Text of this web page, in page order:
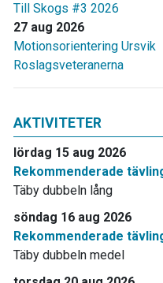
Till Skogs #3 2026
27 aug 2026
Motionsorientering Ursvik
Roslagsveteranerna
AKTIVITETER
lördag 15 aug 2026
Rekommenderade
Täby dubbeln lång
söndag 16 aug 2026
Rekommenderade
Täby dubbeln medel